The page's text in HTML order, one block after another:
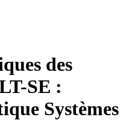
des
SE :
Systèmes